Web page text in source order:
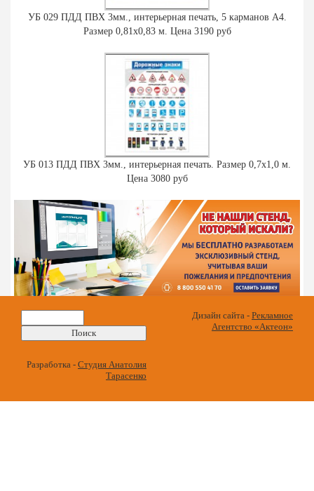
УБ 029 ПДД ПВХ 3мм., интерьерная печать, 5 карманов А4.
Размер 0,81х0,83 м. Цена 3190 руб
УБ 013 ПДД ПВХ 3мм., интерьерная печать. Размер 0,7х1,0 м.
Цена 3080 руб
Найти: Дизайн сайта - Рекламное
Агентство «Актеон»
Разработка - Студия Анатолия
Тарасенко